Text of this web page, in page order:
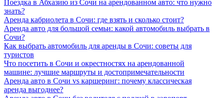
Поездка в Абхазию из Сочи на арендованном авто: что нужно
знать?
Аренда кабриолета в Сочи: где взять и сколько стоит?
Аренда авто для большой семьи: какой автомобиль выбрать в
Сочи?
Как выбрать автомобиль для аренды в Сочи: советы для
туристов
Что посетить в Сочи и окрестностях на арендованной
машине: лучшие маршруты и достопримечательности
Аренда авто в Сочи vs каршеринг: почему классическая
аренда выгоднее?